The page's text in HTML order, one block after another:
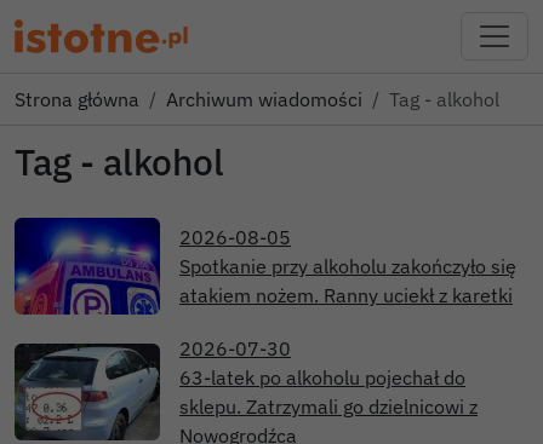
Strona główna Archiwum wiadomości Tag - alkohol
Tag - alkohol
2026-08-05
Spotkanie przy alkoholu zakończyło się
atakiem nożem. Ranny uciekł z karetki
2026-07-30
63-latek po alkoholu pojechał do
sklepu. Zatrzymali go dzielnicowi z
Nowogrodźca